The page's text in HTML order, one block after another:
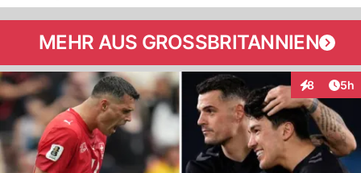
MEHR AUS GROSSBRITANNIEN
8 5h